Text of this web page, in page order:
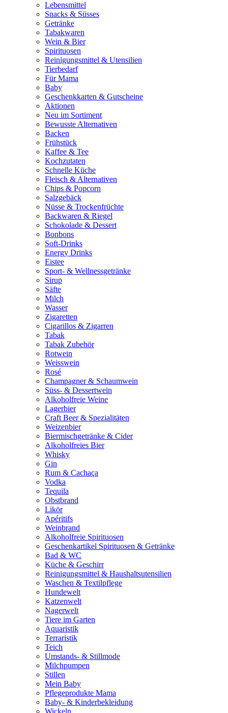
Lebensmittel
Snacks & Süsses
Getränke
Tabakwaren
Wein & Bier
Spirituosen
Reinigungsmittel & Utensilien
Tierbedarf
Für Mama
Baby
Geschenkkarten & Gutscheine
Aktionen
Neu im Sortiment
Bewusste Alternativen
Backen
Frühstück
Kaffee & Tee
Kochzutaten
Schnelle Küche
Fleisch & Alternativen
Chips & Popcorn
Salzgebäck
Nüsse & Trockenfrüchte
Backwaren & Riegel
Schokolade & Dessert
Bonbons
Soft-Drinks
Energy Drinks
Eistee
Sport- & Wellnessgetränke
Sirup
Säfte
Milch
Wasser
Zigaretten
Cigarillos & Zigarren
Tabak
Tabak Zubehör
Rotwein
Weisswein
Rosé
Champagner & Schaumwein
Süss- & Dessertwein
Alkoholfreie Weine
Lagerbier
Craft Beer & Spezialitäten
Weizenbier
Biermischgetränke & Cider
Alkoholfreies Bier
Whisky
Gin
Rum & Cachaça
Vodka
Tequila
Obstbrand
Likör
Apéritifs
Weinbrand
Alkoholfreie Spirituosen
Geschenkartikel Spirituosen & Getränke
Bad & WC
Küche & Geschirr
Reinigungsmittel & Haushaltsutensilien
Waschen & Textilpflege
Hundewelt
Katzenwelt
Nagerwelt
Tiere im Garten
Aquaristik
Terraristik
Teich
Umstands- & Stillmode
Milchpumpen
Stillen
Mein Baby
Pflegeprodukte Mama
Baby- & Kinderbekleidung
Wickeln